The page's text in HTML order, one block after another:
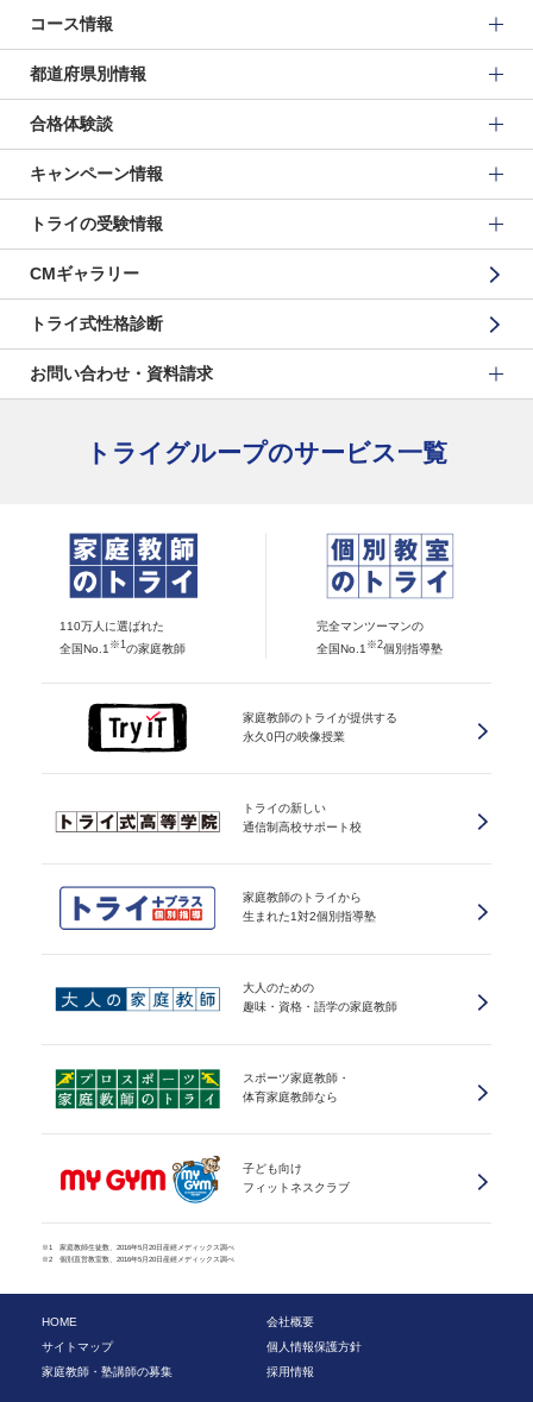
コース情報
都道府県別情報
合格体験談
キャンペーン情報
トライの受験情報
CMギャラリー
トライ式性格診断
お問い合わせ・資料請求
トライグループのサービス一覧
110万人に選ばれた
全国No.1 ※1の家庭教師
完全マンツーマンの
全国No.1 ※2個別指導塾
家庭教師のトライが提供する
永久0円の映像授業
トライの新しい
通信制高校サポート校
家庭教師のトライから
生まれた1対2個別指導塾
大人のための
趣味・資格・語学の家庭教師
スポーツ家庭教師・
体育家庭教師なら
子ども向け
フィットネスクラブ
※1 家庭教師生徒数、2016年5月20日産經メディックス調べ
※2 個別直営教室数、2016年5月20日産經メディックス調べ
HOME
会社概要
サイトマップ
個人情報保護方針
家庭教師・塾講師の募集
採用情報